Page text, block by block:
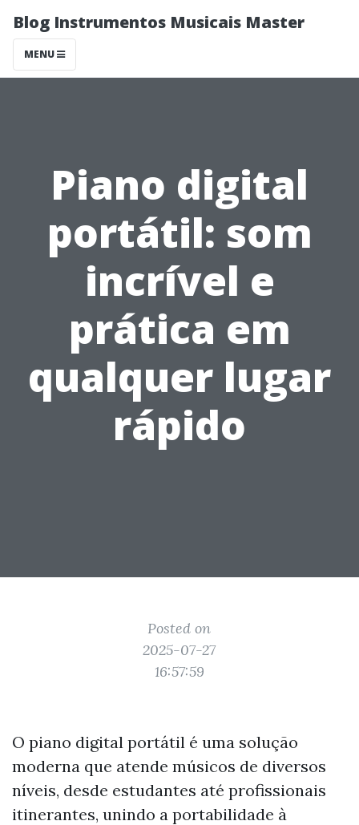
Blog Instrumentos Musicais Master
MENU
Piano digital
portátil: som
incrível e
prática em
qualquer lugar
rápido
Posted on
2025-07-27
16:57:59
O piano digital portátil é uma solução
moderna que atende músicos de diversos
níveis, desde estudantes até profissionais
itinerantes, unindo a portabilidade à